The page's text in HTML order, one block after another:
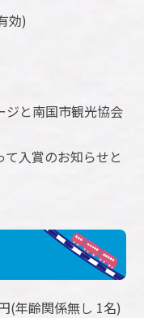
効)
と南国市観光協会
入賞のお知らせと
(年齢関係無し 1名)